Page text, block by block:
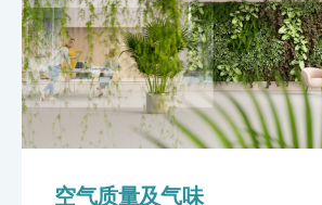
空气质量及气味